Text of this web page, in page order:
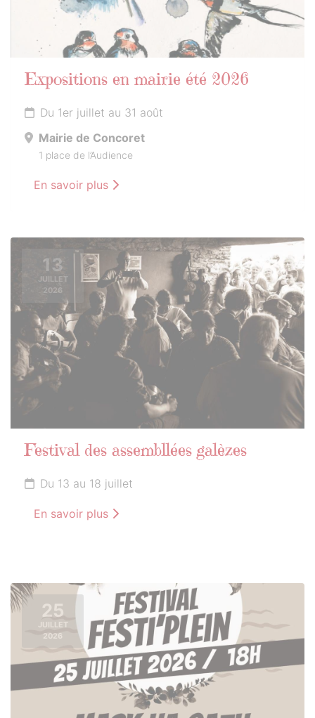
Expositions en mairie été 2026
Du 1er juillet au 31 août
Mairie de Concoret
1 place de l’Audience
En savoir plus
13
JUILLET
2026
Festival des assembllées galèzes
Du 13 au 18 juillet
En savoir plus
25
JUILLET
2026